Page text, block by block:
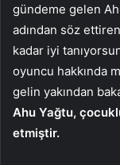
gündeme gelen
adından söz
kadar iyi
oyuncu hakkında
gelin yakından
Ahu Yağtu,
etmiştir.